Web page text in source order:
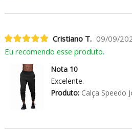
Cristiano T. 09/09/
Eu recomendo esse produto.
Nota 10
Excelente.
Produto:Calça Speedo